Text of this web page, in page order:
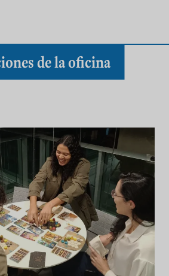
de la oficina